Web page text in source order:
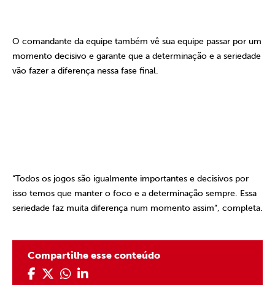
O comandante da equipe também vê sua equipe passar por um
momento decisivo e garante que a determinação e a seriedade
vão fazer a diferença nessa fase final.
“Todos os jogos são igualmente importantes e decisivos por
isso temos que manter o foco e a determinação sempre. Essa
seriedade faz muita diferença num momento assim”, completa.
Compartilhe esse conteúdo